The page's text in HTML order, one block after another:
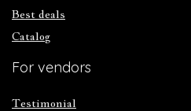
Best deals
Catalog
For vendors
Testimonial